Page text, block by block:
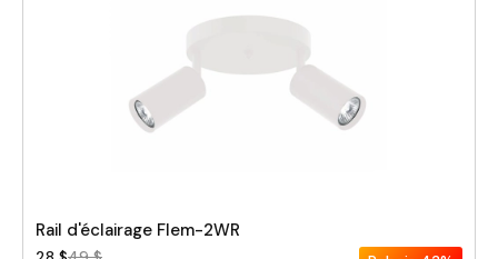
Rail d'éclairage Flem-2WR